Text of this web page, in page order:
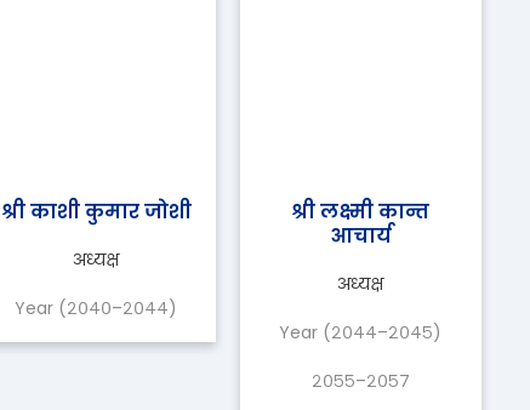
श्री काशी कुमार जोशी
अध्यक्ष
Year (२०४०–२०४४)
श्री लक्ष्मी कान्त
आचार्य
अध्यक्ष
Year (२०४४–२०४५)
२०५५–२०५७